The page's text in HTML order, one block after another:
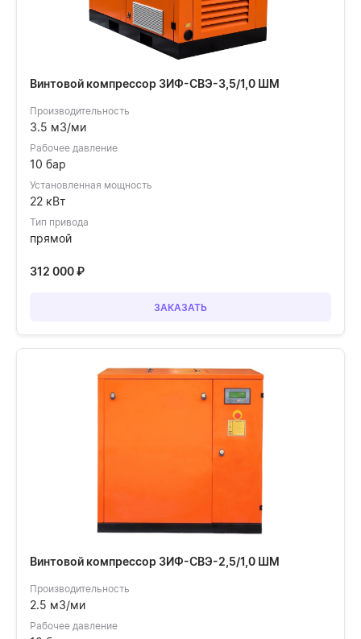
Винтовой компрессор ЗИФ-СВЭ-3,5/1,0 ШМ
Производительность
3.5 м3/ми
Рабочее давление
10 бар
Установленная мощность
22 кВт
Тип привода
прямой
312 000₽
ЗАКАЗАТЬ
Винтовой компрессор ЗИФ-СВЭ-2,5/1,0 ШМ
Производительность
2.5 м3/ми
Рабочее давление